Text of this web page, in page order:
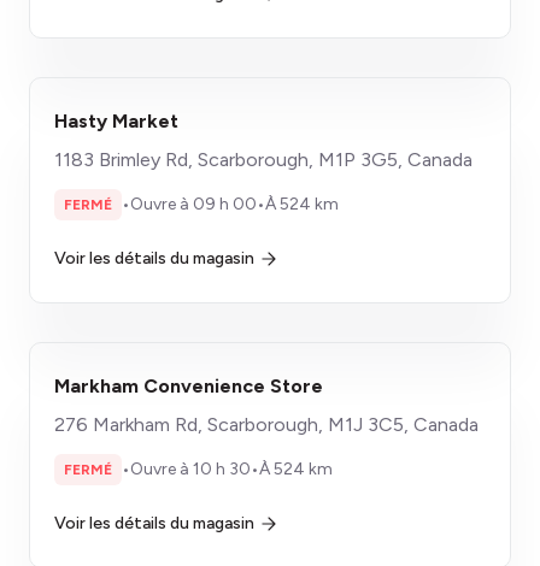
Hasty Market
1183 Brimley Rd, Scarborough, M1P 3G5, Canada
FERMÉ •Ouvre à 09 h 00•À 524 km
Voir les détails du magasin
Markham Convenience Store
​276 Markham Rd, Scarborough, M1J 3C5, Canada
FERMÉ •Ouvre à 10 h 30•À 524 km
Voir les détails du magasin